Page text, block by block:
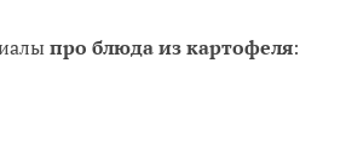
про блюда из картофеля: